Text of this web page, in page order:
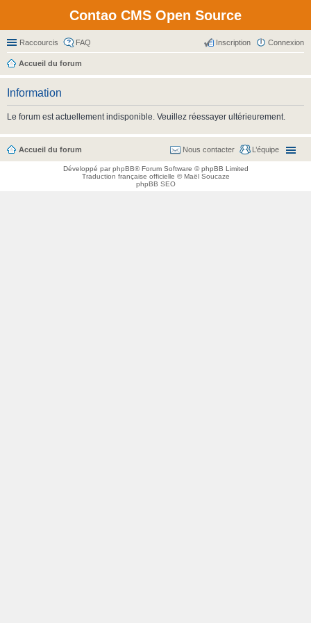
Contao CMS Open Source
Raccourcis FAQ Connexion
Inscription
Accueil du forum
Information
Le forum est actuellement indisponible. Veuillez réessayer ultérieurement.
Accueil du forum L’équipe
Nous contacter
Développé parphpBB® Forum Software © phpBB Limited
Traduction française officielle ©Maël Soucaze
phpBB SEO